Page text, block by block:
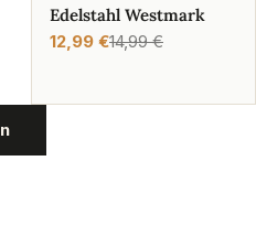
Edelstahl Westmark
Verkaufspreis
12,99 €
Regulärer14,99 €